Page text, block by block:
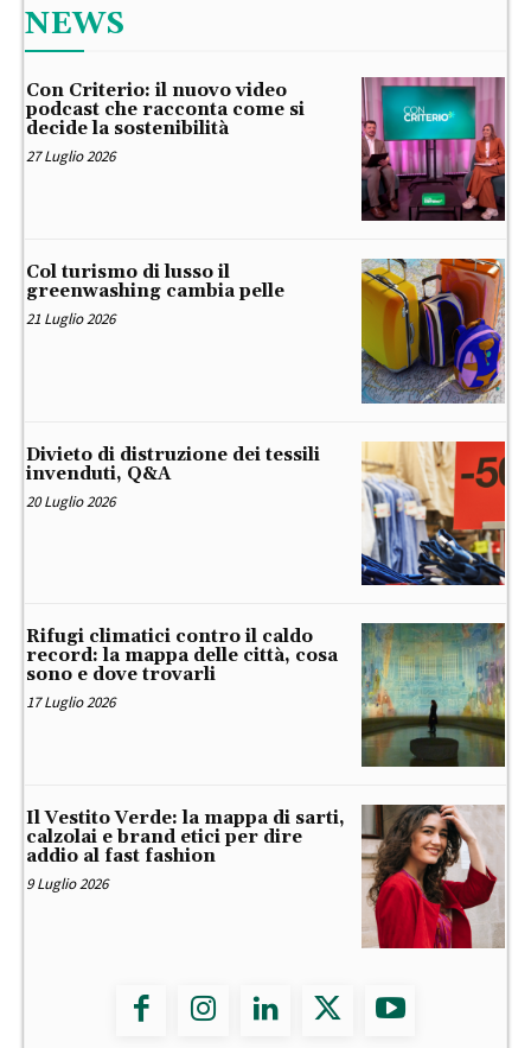
NEWS
Con Criterio: il nuovo video
podcast che racconta come si
decide la sostenibilità
27 Luglio 2026
Col turismo di lusso il
greenwashing cambia pelle
21 Luglio 2026
Divieto di distruzione dei tessili
invenduti, Q&A
20 Luglio 2026
Rifugi climatici contro il caldo
record: la mappa delle città, cosa
sono e dove trovarli
17 Luglio 2026
Il Vestito Verde: la mappa di sarti,
calzolai e brand etici per dire
addio al fast fashion
9 Luglio 2026